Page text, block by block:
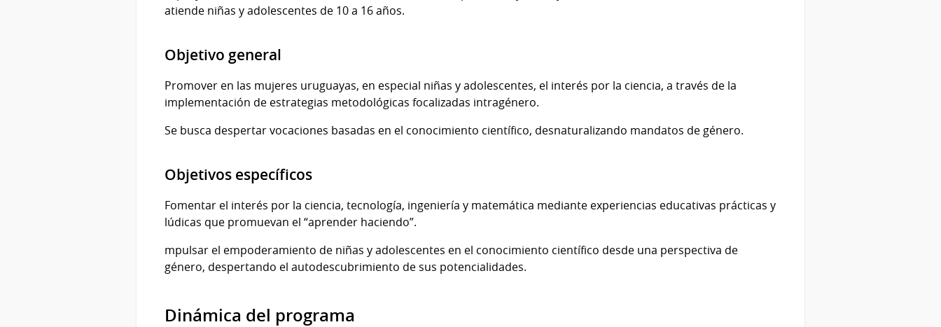
atiende niñas y adolescentes de 10 a 16 años.
Objetivo general
Promover en las mujeres uruguayas, en especial niñas y adolescentes, el interés por la ciencia, a través de la
implementación de estrategias metodológicas focalizadas intragénero.
Se busca despertar vocaciones basadas en el conocimiento científico, desnaturalizando mandatos de género.
Objetivos específicos
Fomentar el interés por la ciencia, tecnología, ingeniería y matemática mediante experiencias educativas prácticas y
lúdicas que promuevan el “aprender haciendo”.
mpulsar el empoderamiento de niñas y adolescentes en el conocimiento científico desde una perspectiva de
género, despertando el autodescubrimiento de sus potencialidades.
Dinámica del programa